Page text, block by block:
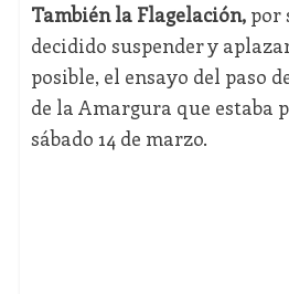
También la Flagelación,por
decidido suspender y
posible, el ensayo del paso
de la Amargura que estaba
sábado 14 de marzo.